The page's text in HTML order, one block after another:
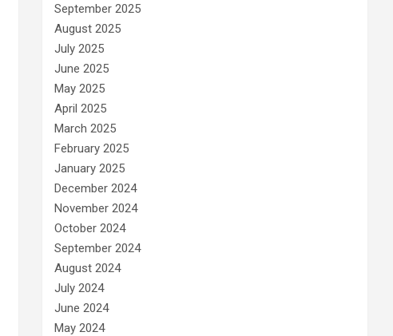
September 2025
August 2025
July 2025
June 2025
May 2025
April 2025
March 2025
February 2025
January 2025
December 2024
November 2024
October 2024
September 2024
August 2024
July 2024
June 2024
May 2024